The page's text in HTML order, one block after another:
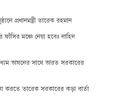
প্রধানমন্ত্রী তারেক রহমান
ফাঁসির মঞ্চে নেয়া হবেঃ নাহিদ
ভাষনের সাথে ভারত সরকারের
করতে তারেক সরকারের কড়া বার্তা